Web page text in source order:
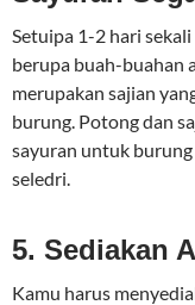
Setuipa 1-2 hari
berupa buah-buahan
merupakan sajian
burung. Potong dan
sayuran untuk
seledri.
5. Sediakan
Kamu harus